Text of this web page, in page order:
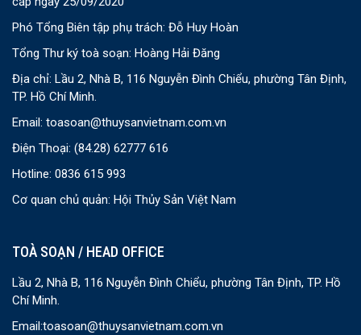
Phó Tổng Biên tập phụ trách: Đỗ Huy Hoàn
Tổng Thư ký toà soạn: Hoàng Hải Đăng
Địa chỉ: Lầu 2, Nhà B, 116 Nguyễn Đình Chiểu, phường Tân Định,
TP. Hồ Chí Minh.
Email: toasoan@thuysanvietnam.com.vn
Điện Thoại: (84.28) 62777 616
Hotline: 0836 615 993
Cơ quan chủ quản: Hội Thủy Sản Việt Nam
TOÀ SOẠN / HEAD OFFICE
Lầu 2, Nhà B, 116 Nguyễn Đình Chiểu, phường Tân Định, TP. Hồ
Chí Minh.
Email:toasoan@thuysanvietnam.com.vn